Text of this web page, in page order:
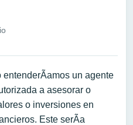
entenderÃ­amos un agente
a asesorar o
o inversiones en
Este serÃ­a